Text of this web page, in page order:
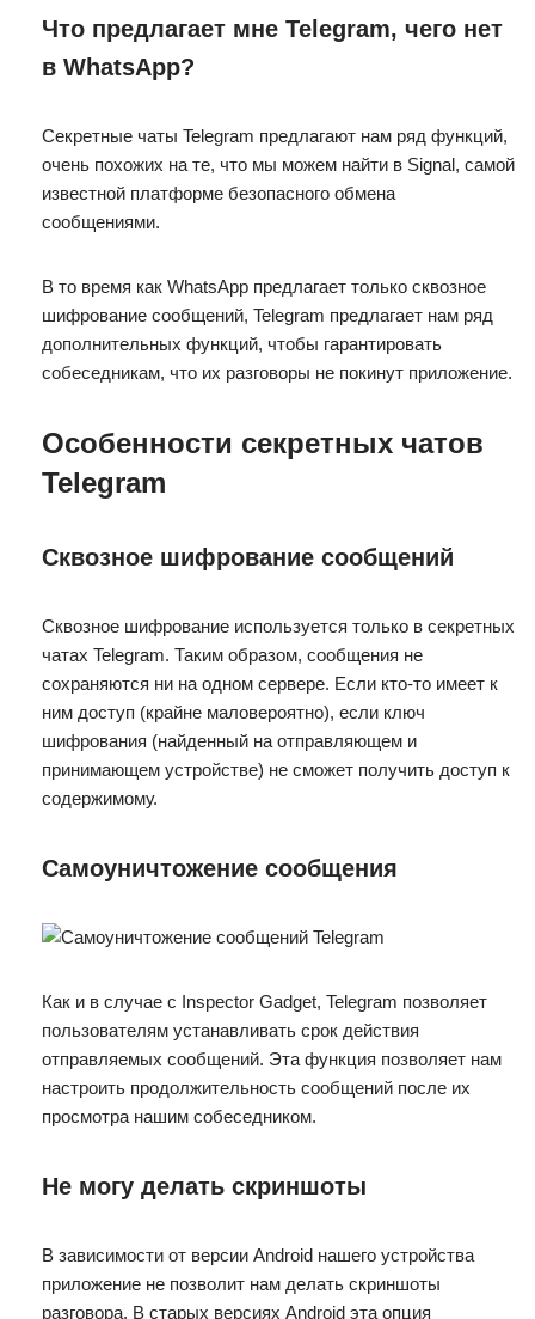
Что предлагает мне Telegram, чего нет
в WhatsApp?
Секретные чаты Telegram предлагают нам ряд функций,
очень похожих на те, что мы можем найти в Signal, самой
известной платформе безопасного обмена
сообщениями.
В то время как WhatsApp предлагает только сквозное
шифрование сообщений, Telegram предлагает нам ряд
дополнительных функций, чтобы гарантировать
собеседникам, что их разговоры не покинут приложение.
Особенности секретных чатов
Telegram
Сквозное шифрование сообщений
Сквозное шифрование используется только в секретных
чатах Telegram. Таким образом, сообщения не
сохраняются ни на одном сервере. Если кто-то имеет к
ним доступ (крайне маловероятно), если ключ
шифрования (найденный на отправляющем и
принимающем устройстве) не сможет получить доступ к
содержимому.
Самоуничтожение сообщения
Как и в случае с Inspector Gadget, Telegram позволяет
пользователям устанавливать срок действия
отправляемых сообщений. Эта функция позволяет нам
настроить продолжительность сообщений после их
просмотра нашим собеседником.
Не могу делать скриншоты
В зависимости от версии Android нашего устройства
приложение не позволит нам делать скриншоты
разговора. В старых версиях Android эта опция